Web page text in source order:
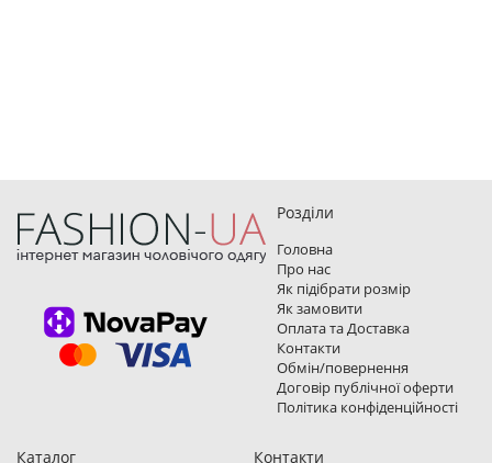
Розділи
Головна
Про нас
Як підібрати розмір
Як замовити
Оплата та Доставка
Контакти
Обмін/повернення
Договір публічної оферти
Політика конфіденційності
Каталог Контакти